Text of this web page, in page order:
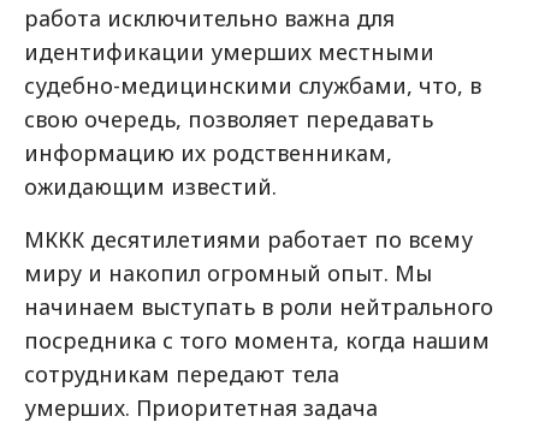
работа исключительно важна для
идентификации умерших местными
судебно-медицинскими службами, что, в
свою очередь, позволяет передавать
информацию их родственникам,
ожидающим известий.
МККК десятилетиями работает по всему
миру и накопил огромный опыт. Мы
начинаем выступать в роли нейтрального
посредника с того момента, когда нашим
сотрудникам передают тела
умерших. Приоритетная задача